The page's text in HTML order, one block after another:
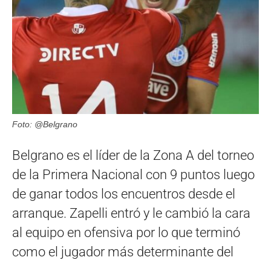
Foto: @Belgrano
Belgrano es el líder de la Zona A del torneo
de la Primera Nacional con 9 puntos luego
de ganar todos los encuentros desde el
arranque. Zapelli entró y le cambió la cara
al equipo en ofensiva por lo que terminó
como el jugador más determinante del